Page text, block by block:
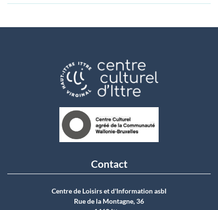
Contact
Centre de Loisirs et d'Information asbI
Rue de la Montagne, 36